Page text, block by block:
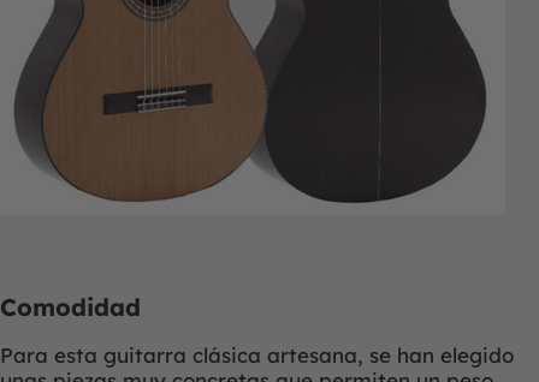
Comodidad
Para esta guitarra clásica artesana, se han elegido